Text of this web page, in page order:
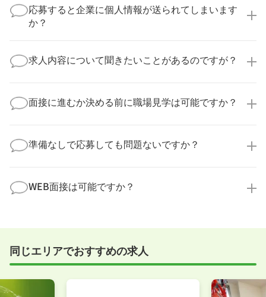
実際に医療キャリアナビを利用して転職に成功した方
の多くは、複数応募して自分に合った職場を選ばれて
います。
応募すると企業に個人情報が送られてしまいます
か？
業様に個人情報が送られることはありません！
より詳細な求人情報をご確認いただいた上で、転職希
求人内容について聞きたいことがあるのですが？
してお答えいたします。
勤務体制や職場の雰囲気、研修制度など、どんな小さ
す！
面接に進むか決める前に職場見学は可能ですか？
積極的に受け入れています。実際の職場環境や働く人
の様子を見ることで、より安心してご判断いただけま
ださい！
準備なしで応募しても問題ないですか？
まで、一からサポートいたします。「転職を考え始め
たばかり」「何から始めればいいか分からない」とい
WEB面接は可能ですか？
すめしていますが、企業様によってはWEB面接を導入
事前に確認することは可能ですので、お気軽にお申し
付けください！
同じエリアでおすすめの求人